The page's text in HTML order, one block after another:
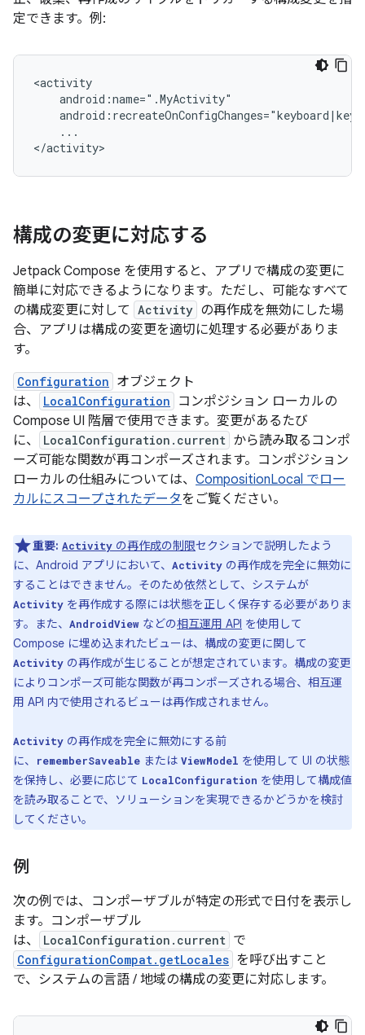
定できます。例:
...
構成の変更に対応する
Jetpack Compose を使用すると、アプリで構成の変更に
簡単に対応できるようになります。ただし、可能なすべて
の構成変更に対して Activity の再作成を無効にした場
合、アプリは構成の変更を適切に処理する必要がありま
す。
Configuration オブジェクト
は、
LocalConfiguration
コンポジション ローカルの
Compose UI 階層で使用できます。変更があるたび
に、
LocalConfiguration.current から読み取るコンポ
ーズ可能な関数が再コンポーズされます。コンポジション
ローカルの仕組みについては、 CompositionLocal でロー
カルにスコープされたデータをご覧ください。
重要: Activity の再作成の制限セクションで説明したよう
に、Android アプリにおいて、 Activity の再作成を完全に無効に
することはできません。そのため依然として、システムが
Activity を再作成する際には状態を正しく保存する必要がありま
す。また、 AndroidView などの相互運用 API を使用して
Compose に埋め込まれたビューは、構成の変更に関して
Activity の再作成が生じることが想定されています。構成の変更
によりコンポーズ可能な関数が再コンポーズされる場合、相互運
用 API 内で使用されるビューは再作成されません。
Activity の再作成を完全に無効にする前
に、
rememberSaveable または ViewModel を使用して UI の状態
を保持し、必要に応じて LocalConfiguration を使用して構成値
を読み取ることで、ソリューションを実現できるかどうかを検討
してください。
例
次の例では、コンポーザブルが特定の形式で日付を表示し
ます。コンポーザブル
は、
LocalConfiguration.current で
ConfigurationCompat.getLocales を呼び出すこと
で、システムの言語 / 地域の構成の変更に対応します。